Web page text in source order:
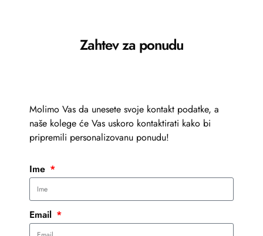
Zahtev za ponudu
Molimo Vas da unesete svoje kontakt podatke, a
naše kolege će Vas uskoro kontaktirati kako bi
pripremili personalizovanu ponudu!
Ime
Email